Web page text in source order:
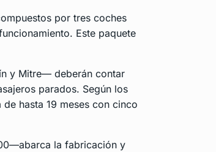
por tres coches
Este paquete
y Mitre— deberán contar
parados. Según los
hasta 19 meses con cinco
la fabricación y